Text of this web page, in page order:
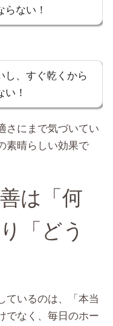
らない！
し、すぐ乾くから
！
さにまで気づいてい
素晴らしい効果で
は「何
「どう
ているのは、「本当
でなく、毎日のホー